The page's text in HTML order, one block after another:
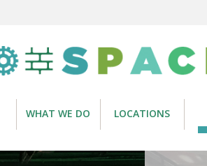
WHAT WE DO LOCATIONS